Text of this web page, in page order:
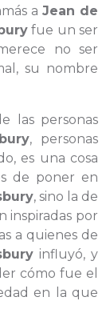
a Jean de
fue un ser
no ser
su nombre
las personas
, personas
es una cosa
de poner en
, sino la de
inspiradas por
a quienes de
influyó, y
cómo fue el
en la que